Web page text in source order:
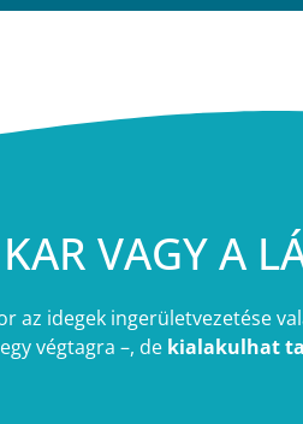
VAGY A
az idegek ingerületvezetése
végtagra –, de kialakulhat